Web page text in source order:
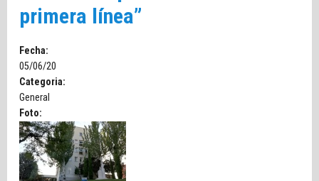
primera línea”
Fecha:
05/06/20
Categoria:
General
Foto: